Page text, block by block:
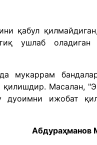
қабул
ушлаб оладиган
мукаррам
қилишдир. Масалан,
дуоимни ижобат
Абдураҳманов